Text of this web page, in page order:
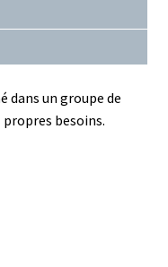
dans un groupe de
propres besoins.